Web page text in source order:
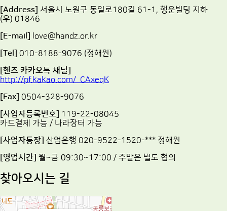
[Address] 서울시 노원구 동일로180길 61-1, 행운빌딩 지하
(우) 01846
[E-mail]
love@handz.or.kr
[Tel]
010-8188-9076 (정해원)
[핸즈 카카오톡 채널]
http://pf.kakao.com/_CAxeqK
[Fax] 0504-328-9076
[사업자등록번호]
119-22-08045
카드결제 가능 / 나라장터 가능
[사업자통장] 산업은행 020-9522-1520-*** 정해원
[영업시간] 월~금 09:30~17:00 / 주말은 별도 협의
찾아오시는 길